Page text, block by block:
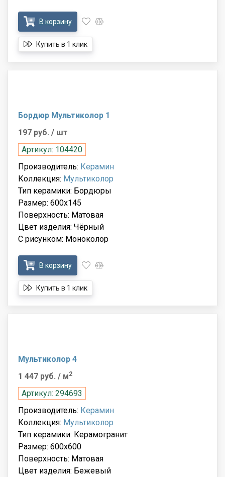
В корзину
Купить в 1 клик
Бордюр Мультиколор 1
197 руб. / шт
Артикул: 104420
Производитель: Керамин
Коллекция: Мультиколор
Тип керамики: Бордюры
Размер: 600x145
Поверхность: Матовая
Цвет изделия: Чёрный
С рисунком: Моноколор
В корзину
Купить в 1 клик
Мультиколор 4
1 447 руб. / м2
Артикул: 294693
Производитель: Керамин
Коллекция: Мультиколор
Тип керамики: Керамогранит
Размер: 600x600
Поверхность: Матовая
Цвет изделия: Бежевый